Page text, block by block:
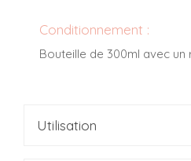
Conditionnement :
Bouteille de 300ml avec un
Utilisation